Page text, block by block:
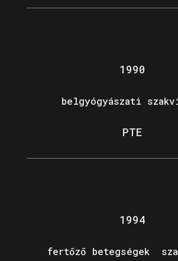
1990
belgyógyászati
PTE
1994
fertőző betegségek